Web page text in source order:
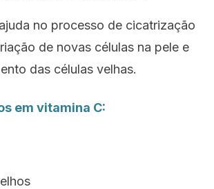
no processo de cicatrização
de novas células na pele e
das células velhas.
em vitamina C: